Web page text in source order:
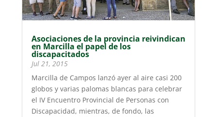
Asociaciones de la provincia reivindican
en Marcilla el papel de los
discapacitados
Jul 21, 2015
Marcilla de Campos lanzó ayer al aire casi 200
globos y varias palomas blancas para celebrar
el IV Encuentro Provincial de Personas con
Discapacidad, mientras, de fondo, las